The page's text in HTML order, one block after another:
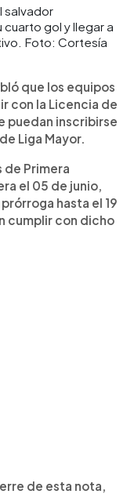
cuarto gol y llegar a
Foto: Cortesía
que los equipos
con la Licencia de
puedan inscribirse
Liga Mayor.
de Primera
el 05 de junio,
hasta el 19
cumplir con dicho
de esta nota,